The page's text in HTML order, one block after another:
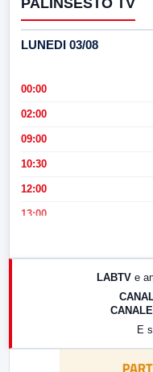
LUNEDI 03/08
00:00
02:00
09:00
10:30
12:00
13:00
LABTV e
E